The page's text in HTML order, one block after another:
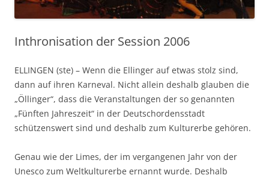
Inthronisation der Session 2006
ELLINGEN (ste) – Wenn die Ellinger auf etwas stolz sind,
dann auf ihren Karneval. Nicht allein deshalb glauben die
„Öllinger“, dass die Veranstaltungen der so genannten
„Fünften Jahreszeit“ in der Deutschordensstadt
schützenswert sind und deshalb zum Kulturerbe gehören.
Genau wie der Limes, der im vergangenen Jahr von der
Unesco zum Weltkulturerbe ernannt wurde. Deshalb